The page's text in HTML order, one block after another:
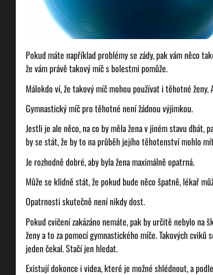
Pokud máte například problémy se zády, pak vám něco
že vám právě takový míč s bolestmi pomůže.
Málokdo ví, že takový míč mohou používat i těhotné
Gymnastický míč pro těhotné není žádnou výjimkou.
Jestli je ale něco, na co by měla žena v jiném stavu dbát,
by se stát, že by to na průběh jejího těhotenství mohlo
Je rozhodně dobré, aby byla žena maximálně opatrná.
Může se klidně stát, že pokud bude něco špatně, lékař
Opatrnosti skutečně není nikdy dost.
Pokud cvičení zakázáno nemáte, pak by určitě nebylo
ženy a to za pomocí gymnastického míče. Takových
jeden čekal. Stačí jen hledat.
Existují dokonce i videa, které je možné shlédnout, a